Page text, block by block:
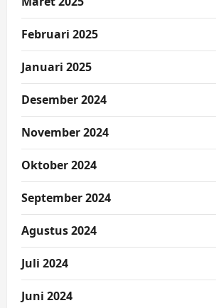
Februari 2025
Januari 2025
Desember 2024
November 2024
Oktober 2024
September 2024
Agustus 2024
Juli 2024
Juni 2024